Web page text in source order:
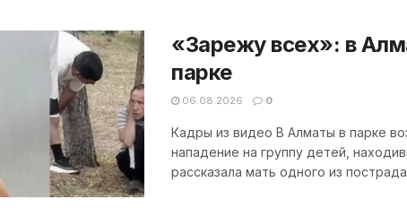
«Зарежу всех»: в
парке
06.08.2026 0
Кадры из видео В Алматы в парке
нападение на группу детей,
рассказала мать одного из